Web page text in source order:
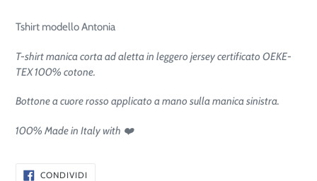
Tshirt modello Antonia
T-shirt manica corta ad aletta in leggero jersey certificato OEKE-
TEX100% cotone.
Bottone a cuore rosso applicato a mano sulla manica sinistra.
100% Made in Italy with ❤️
CONDIVIDI